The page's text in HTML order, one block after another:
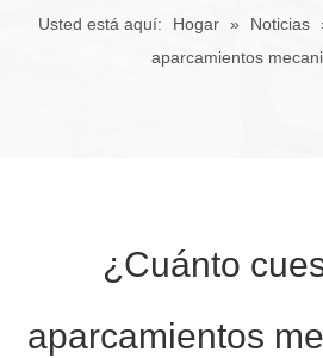
Usted está aquí: Hogar » Noticias
aparcamientos
¿Cuánto
aparcamientos